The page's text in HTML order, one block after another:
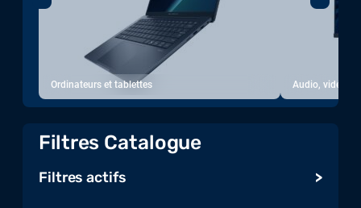
Ordinateurs et tablettes Audio, vidéo,
Filtres Catalogue
Filtres actifs